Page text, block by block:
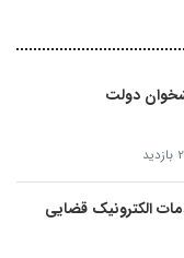
دولت
الکترونیک قضایی